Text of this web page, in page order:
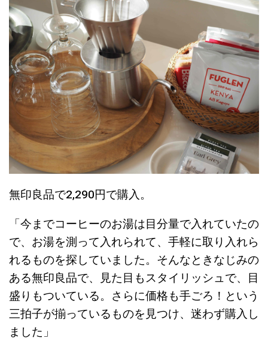
無印良品で2,290円で購入。
「今までコーヒーのお湯は目分量で入れていたの
で、お湯を測って入れられて、手軽に取り入れら
れるものを探していました。そんなときなじみの
ある無印良品で、見た目もスタイリッシュで、目
盛りもついている。さらに価格も手ごろ！という
三拍子が揃っているものを見つけ、迷わず購入し
ました」